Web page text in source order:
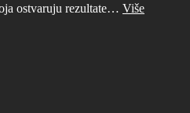
ostvaruju rezultate… Više